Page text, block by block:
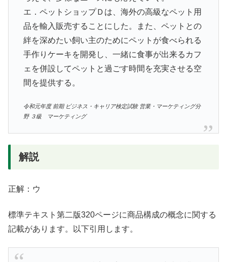
エ．ペットショップＤは、海外の高級なペット用
品を輸入販売することにした。また、ペットとの
絆を深めたい飼い主のためにペットが食べられる
手作りケーキを開発し、一緒に食事が出来るカフ
ェを併設してペットと過ごす時間を充実させる空
間を提供する。
令和元年度 前期 ビジネス・キャリア検定試験 営業・マーケティング分
野 ３級 マーケティング
解説
正解：ウ
標準テキスト第二版320ページに商品構成の概念に関する
記載があります。以下引用します。